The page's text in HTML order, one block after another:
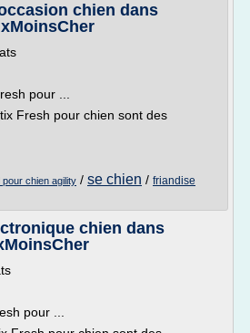
chien dans
pour ...
Fresh pour chien sont des
pour chien agility / se chien / friandise
chien dans
pour ...